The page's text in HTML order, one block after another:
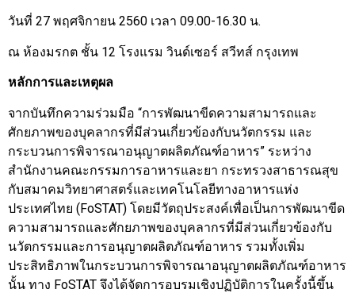
วันที่ 27 พฤศจิกายน 2560 เวลา 09.00-16.30 น.
ณ ห้องมรกต ชั้น 12 โรงแรม วินด์เซอร์ สวีทส์ กรุงเทพ
หลักการและเหตุผล
จากบันทึกความร่วมมือ “การพัฒนาขีดความสามารถและ
ศักยภาพของบุคลากรที่มีส่วนเกี่ยวข้องกับนวัตกรรม และ
กระบวนการพิจารณาอนุญาตผลิตภัณฑ์อาหาร” ระหว่าง
สำนักงานคณะกรรมการอาหารและยา กระทรวงสาธารณสุข
กับสมาคมวิทยาศาสตร์และเทคโนโลยีทางอาหารแห่ง
ประเทศไทย (FoSTAT) โดยมีวัตถุประสงค์เพื่อเป็นการพัฒนาขีด
ความสามารถและศักยภาพของบุคลากรที่มีส่วนเกี่ยวข้องกับ
นวัตกรรมและการอนุญาตผลิตภัณฑ์อาหาร รวมทั้งเพิ่ม
ประสิทธิภาพในกระบวนการพิจารณาอนุญาตผลิตภัณฑ์อาหาร
นั้น ทาง FoSTAT จึงได้จัดการอบรมเชิงปฏิบัติการในครั้งนี้ขึ้น